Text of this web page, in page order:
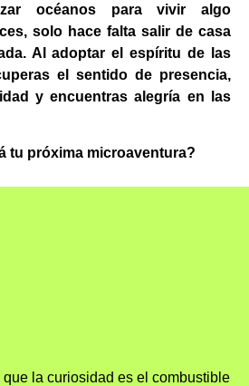
océanos para vivir algo
solo hace falta salir de casa
Al adoptar el espíritu de las
el sentido de presencia,
y encuentras alegría en las
tu próxima microaventura?
que la curiosidad es el combustible